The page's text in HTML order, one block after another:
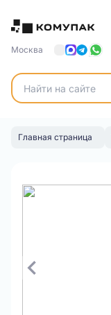
Москва
Главная страница